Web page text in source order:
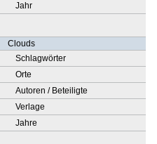
Jahr
Clouds
Schlagwörter
Orte
Autoren / Beteiligte
Verlage
Jahre